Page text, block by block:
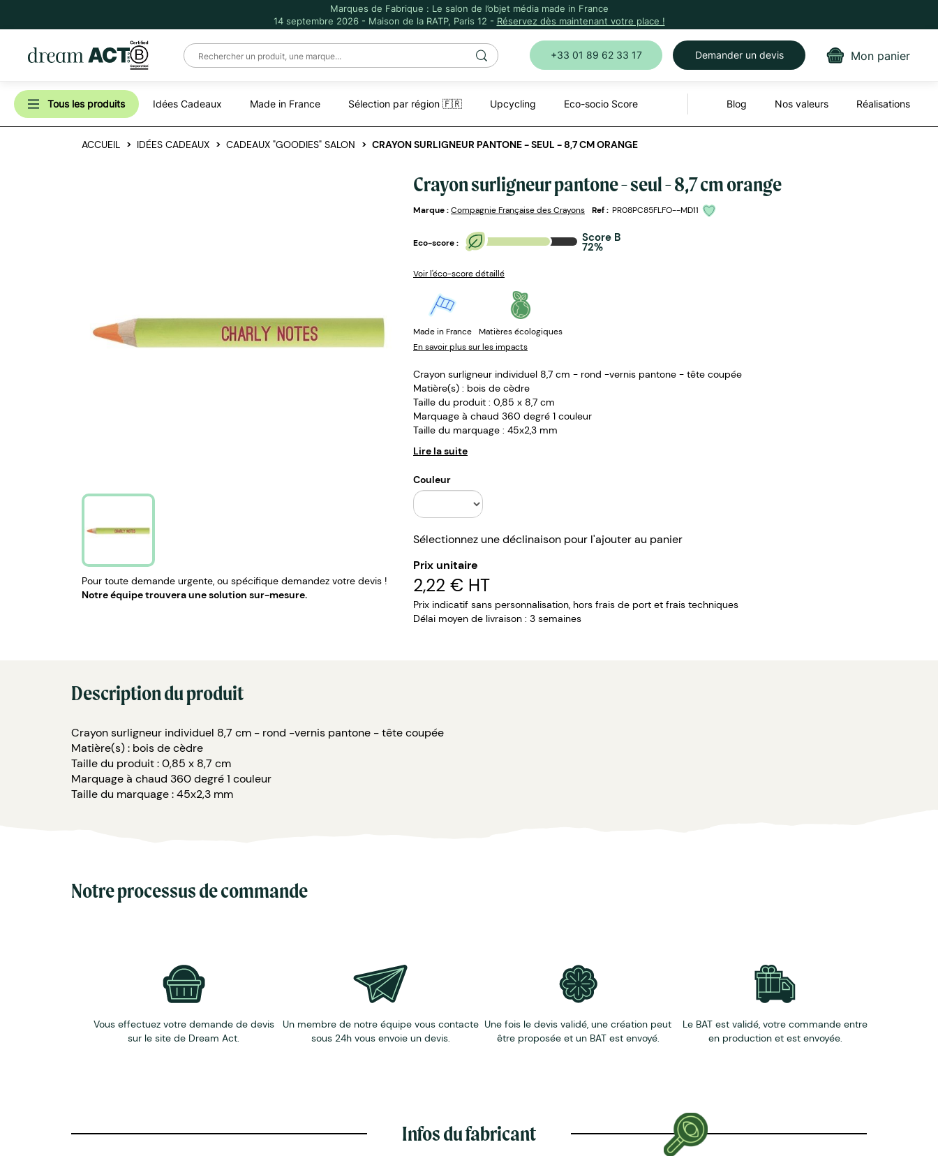
Marques de Fabrique : Le salon de l’objet média made in France
14 septembre 2026 - Maison de la RATP, Paris 12 - Réservez dès maintenant votre place !
+33 01 89 62 33 17 Demander un devis Mon panier
Tous les produits Idées Cadeaux Made in France Sélection par région 🇫🇷 Upcycling Eco-socio Score Blog Nos valeurs Réalisations
ACCUEIL IDÉES CADEAUX CADEAUX "GOODIES" SALON CRAYON SURLIGNEUR PANTONE - SEUL - 8,7 CM ORANGE
Pour toute demande urgente, ou spécifique demandez votre devis !
Notre équipe trouvera une solution sur-mesure.
Crayon surligneur pantone - seul - 8,7 cm orange
Marque :Compagnie Française des Crayons Ref : PR08PC85FLFO--MD11
Eco-score : Score B
72%
Voir l'éco-score détaillé
Made in France
Matières écologiques
En savoir plus sur les impacts
Crayon surligneur individuel 8,7 cm - rond -vernis pantone - tête coupée
Matière(s) : bois de cèdre
Taille du produit : 0,85 x 8,7 cm
Marquage à chaud 360 degré 1 couleur
Taille du marquage : 45x2,3 mm
Lire la suite
Couleur
Sélectionnez une déclinaison pour l'ajouter au panier
Prix unitaire
2,22 € HT
Prix indicatif sans personnalisation, hors frais de port et frais techniques
Délai moyen de livraison : 3 semaines
Description du produit
Crayon surligneur individuel 8,7 cm - rond -vernis pantone - tête coupée
Matière(s) : bois de cèdre
Taille du produit : 0,85 x 8,7 cm
Marquage à chaud 360 degré 1 couleur
Taille du marquage : 45x2,3 mm
Notre processus de commande
Vous effectuez votre demande de devis
sur le site de Dream Act.
Un membre de notre équipe vous contacte
sous 24h vous envoie un devis.
Une fois le devis validé, une création peut
être proposée et un BAT est envoyé.
Le BAT est validé, votre commande entre
en production et est envoyée.
Infos du fabricant